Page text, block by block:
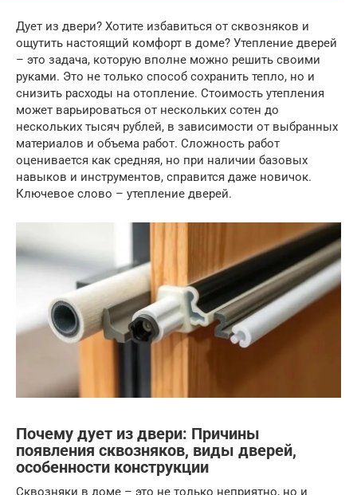
Дует из двери? Хотите избавиться от сквозняков и
ощутить настоящий комфорт в доме? Утепление дверей
– это задача, которую вполне можно решить своими
руками. Это не только способ сохранить тепло, но и
снизить расходы на отопление. Стоимость утепления
может варьироваться от нескольких сотен до
нескольких тысяч рублей, в зависимости от выбранных
материалов и объема работ. Сложность работ
оценивается как средняя, но при наличии базовых
навыков и инструментов, справится даже новичок.
Ключевое слово – утепление дверей.
Почему дует из двери: Причины
появления сквозняков, виды дверей,
особенности конструкции
Сквозняки в доме – это не только неприятно, но и